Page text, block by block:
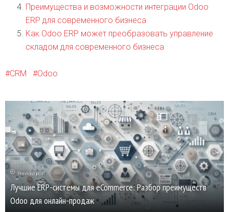
Преимущества и возможности интеграции Odoo
ERP для современного бизнеса
Как Odoo ERP может преобразовать управление
складом для современного бизнеса
CRM Odoo
Previous post
Лучшие ERP-системы для eCommerce: Разбор преимуществ
Odoo для онлайн-продаж